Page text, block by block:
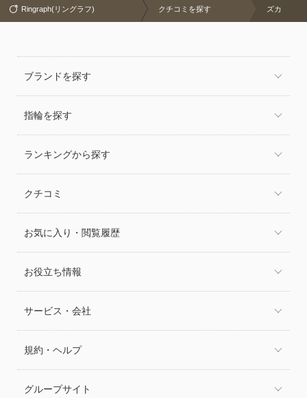
Ringraph(リングラフ) クチコミを探す ズカ
ブランドを探す
指輪を探す
ランキングから探す
クチコミ
お気に入り・閲覧履歴
お役立ち情報
サービス・会社
規約・ヘルプ
グループサイト